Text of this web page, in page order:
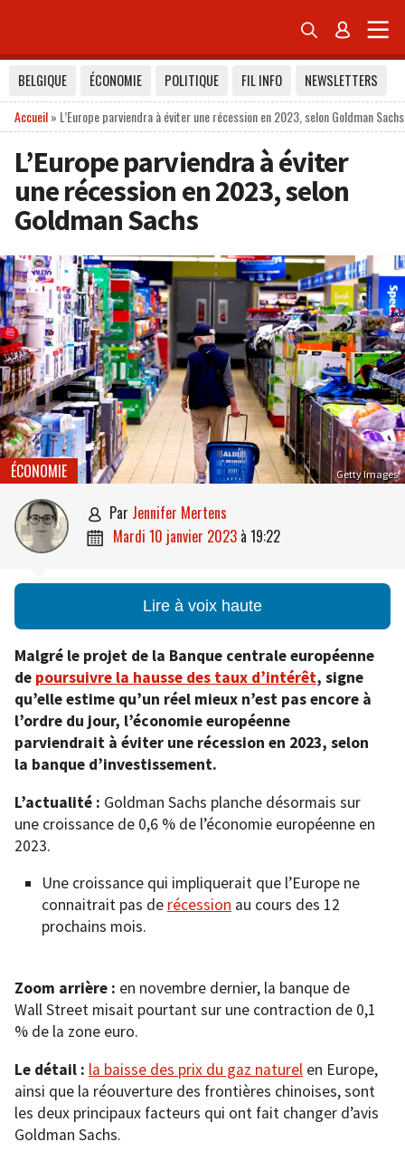
 
BELGIQUE ÉCONOMIE POLITIQUE FIL INFO
NEWSLETTERS
Accueil» L’Europe parviendra à éviter une récession en 2023, selon Goldman Sachs
L’Europe parviendra à éviter
une récession en 2023, selon
Goldman Sachs
Getty Images
ÉCONOMIE
 par Jennifer Mertens
 mardi 10 janvier 2023 à 19:22
Lire à voix haute
Malgré le projet de la Banque centrale européenne
de poursuivre la hausse des taux d’intérêt, signe
qu’elle estime qu’un réel mieux n’est pas encore à
l’ordre du jour, l’économie européenne
parviendrait à éviter une récession en 2023, selon
la banque d’investissement.
L’actualité : Goldman Sachs planche désormais sur
une croissance de 0,6 % de l’économie européenne en
2023.
Une croissance qui impliquerait que l’Europe ne
connaitrait pas de récession au cours des 12
prochains mois.
Zoom arrière : en novembre dernier, la banque de
Wall Street misait pourtant sur une contraction de 0,1
% de la zone euro.
Le détail : la baisse des prix du gaz naturel en Europe,
ainsi que la réouverture des frontières chinoises, sont
les deux principaux facteurs qui ont fait changer d’avis
Goldman Sachs.